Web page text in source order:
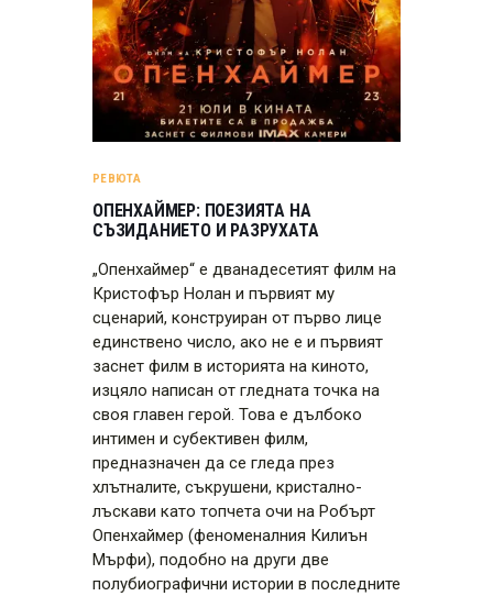
РЕВЮТА
ОПЕНХАЙМЕР: ПОЕЗИЯТА НА
СЪЗИДАНИЕТО И РАЗРУХАТА
„Опенхаймер“ е дванадесетият филм на
Кристофър Нолан и първият му
сценарий, конструиран от първо лице
единствено число, ако не е и първият
заснет филм в историята на киното,
изцяло написан от гледната точка на
своя главен герой. Това е дълбоко
интимен и субективен филм,
предназначен да се гледа през
хлътналите, съкрушени, кристално-
лъскави като топчета очи на Робърт
Опенхаймер (феноменалния Килиън
Мърфи), подобно на други две
полубиографични истории в последните